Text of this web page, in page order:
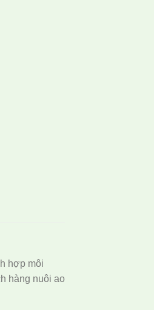
hợp môi
hàng nuôi ao